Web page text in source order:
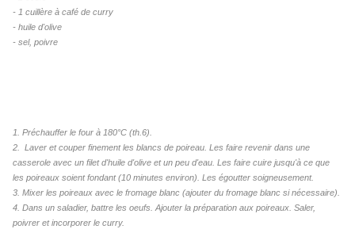
- 1 cuillère à café de curry
- huile d'olive
- sel, poivre
1. Préchauffer le four à 180°C (th.6).
2. Laver et couper finement les blancs de poireau. Les faire revenir dans une
casserole avec un filet d'huile d'olive et un peu d'eau. Les faire cuire jusqu'à ce que
les poireaux soient fondant (10 minutes environ). Les égoutter soigneusement.
3. Mixer les poireaux avec le fromage blanc (ajouter du fromage blanc si nécessaire).
4. Dans un saladier, battre les oeufs. Ajouter la préparation aux poireaux. Saler,
poivrer et incorporer le curry.